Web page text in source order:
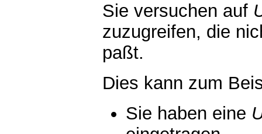
Sie versuchen auf
zuzugreifen, die
paßt.
Dies kann zum
Sie haben eine